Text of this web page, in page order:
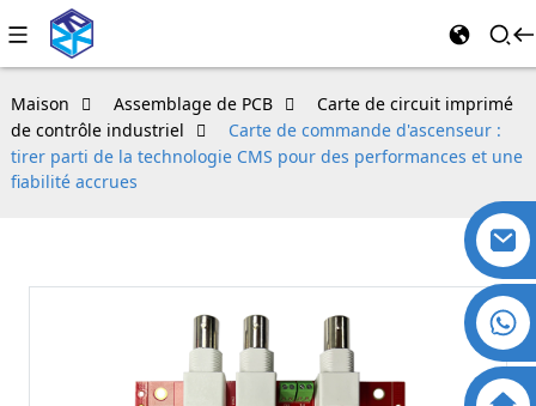
Maison Assemblage de PCB
Carte de circuit imprimé
de contrôle industriel
Carte de commande d'ascenseur :
tirer parti de la technologie CMS pour des performances et une
fiabilité accrues